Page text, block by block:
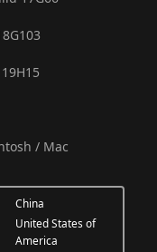
/ Mac
China
United States of
America